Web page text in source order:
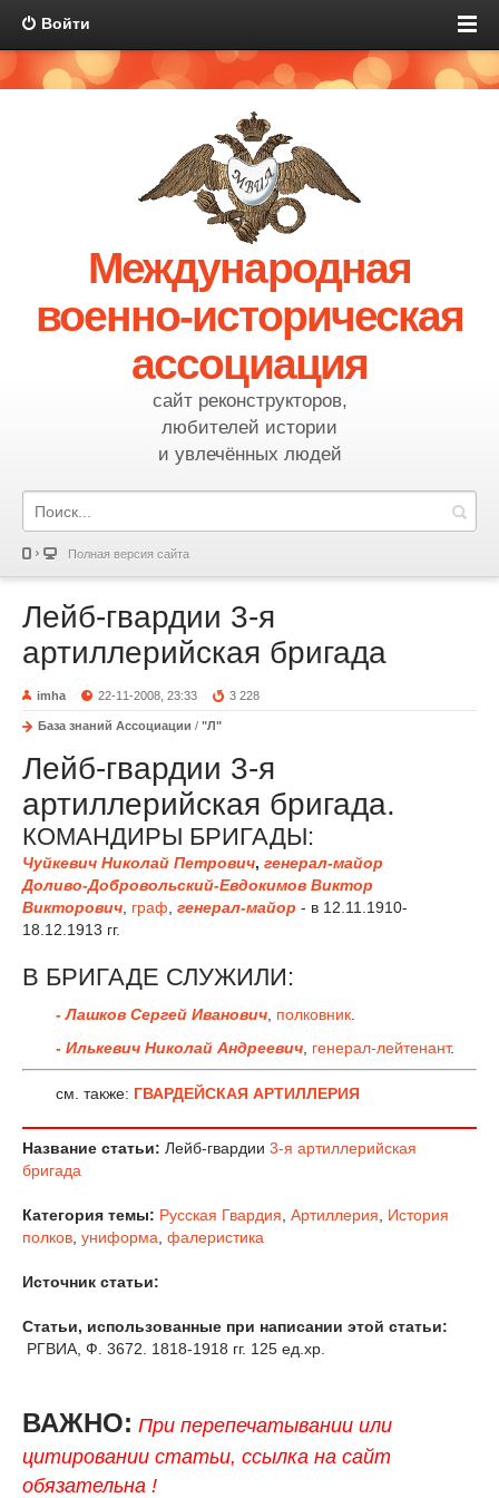
Войти
Международная
военно-историческая
ассоциация
сайт реконструкторов,
любителей истории
и увлечённых людей
Полная версия сайта
Лейб-гвардии 3-я
артиллерийская бригада
imha 22-11-2008, 23:33 3 228
База знаний Ассоциации / "Л"
Лейб-гвардии 3-я
артиллерийская бригада.
КОМАНДИРЫ БРИГАДЫ:
Чуйкевич Николай Петрович, генерал-майор
Доливо-Добровольский-Евдокимов Виктор
Викторович граф генерал-майор - в 12.11.1910-
18.12.1913 гг.
В БРИГАДЕ СЛУЖИЛИ:
- Лашков Сергей Иванович полковник
- Илькевич Николай Андреевич генерал-лейтенант.
см. также: ГВАРДЕЙСКАЯ АРТИЛЛЕРИЯ
Название статьи: Лейб-гвардии 3-я артиллерийская
бригада
Категория темы: Русская Гвардия Артиллерия
История
полков униформа фалеристика
Источник статьи:
Статьи, использованные при написании этой статьи:
РГВИА, Ф. 3672. 1818-1918 гг. 125 ед.хр.
ВАЖНО: При перепечатывании или
цитировании статьи, ссылка на сайт
обязательна !